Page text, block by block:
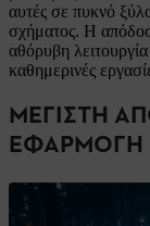
αυτές σε πυκνό
σχήματος. Η
αθόρυβη
καθημερινές
ΜΈΓΙΣΤΗ
ΕΦΑΡΜΟΓΉ